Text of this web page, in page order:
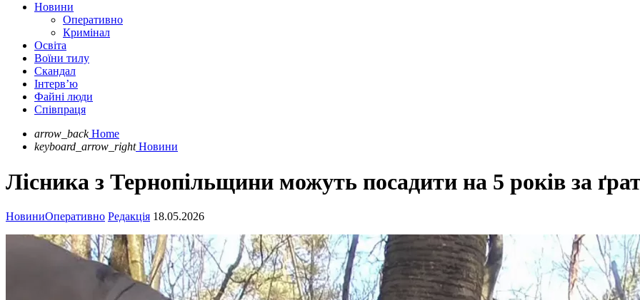
Новини
Оперативно
Кримінал
Освіта
Воїни тилу
Скандал
Інтерв’ю
Файні люди
Співпраця
arrow_back Home
keyboard_arrow_right Новини
Лісника з Тернопільщини можуть посадити на 5 років за
НовиниОперативно Редакція 18.05.2026